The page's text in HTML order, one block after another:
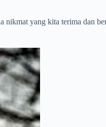
yang kita terima dan